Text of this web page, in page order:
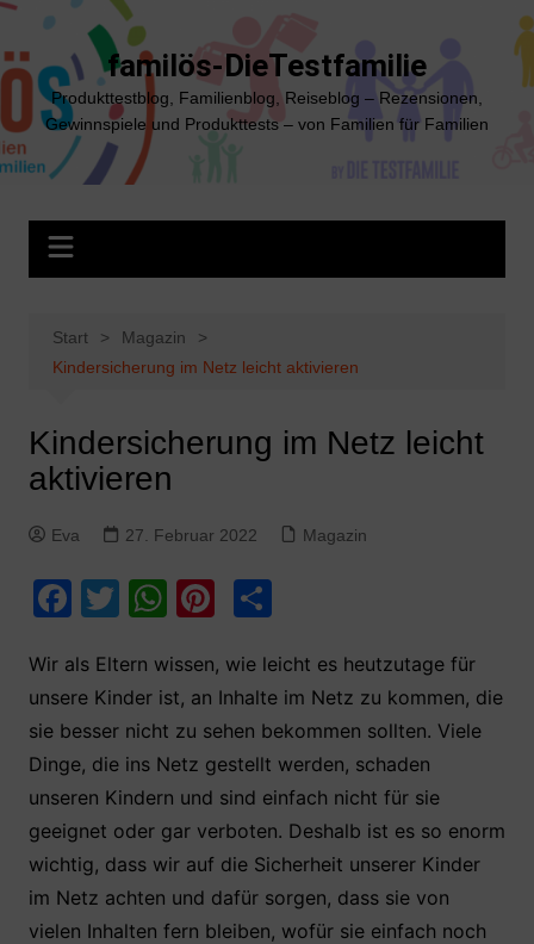
Zum
springen
familös-DieTestfamilie
Produkttestblog, Familienblog, Reiseblog – Rezensionen,
Gewinnspiele und Produkttests – von Familien für Familien
Start
Magazin
Kindersicherung im Netz leicht aktivieren
Kindersicherung im Netz leicht
aktivieren
Eva 27. Februar 2022 Magazin
F
c
e
b
o
o
k
T
itt
er
W
at
s
A
p
p
Pi
er
e
st
T
le
n
Wir als Eltern wissen, wie leicht es heutzutage für
unsere Kinder ist, an Inhalte im Netz zu kommen, die
sie besser nicht zu sehen bekommen sollten. Viele
Dinge, die ins Netz gestellt werden, schaden
unseren Kindern und sind einfach nicht für sie
geeignet oder gar verboten. Deshalb ist es so enorm
wichtig, dass wir auf die Sicherheit unserer Kinder
im Netz achten und dafür sorgen, dass sie von
vielen Inhalten fern bleiben, wofür sie einfach noch